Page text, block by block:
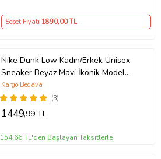
Sepet Fiyatı 1890,00 TL
Nike Dunk Low Kadın/Erkek Unisex
Sneaker Beyaz Mavi İkonik Model
10+ Renk Seçeneği (Beyaz)
(3)
Kargo Bedava
1449,99 TL
154,66 TL'den Başlayan Taksitlerle